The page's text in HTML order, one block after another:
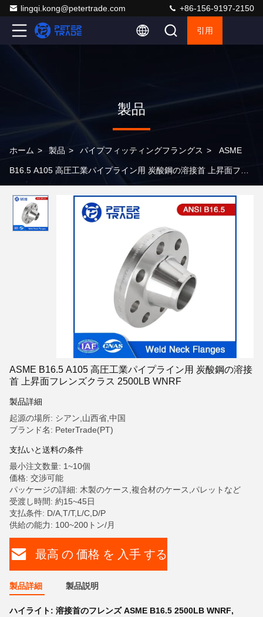
lingqi.kong@petertrade.com +86-156-9197-2150
引用
製品
ホーム > 製品 > パイプフィッティングフラングス > ASME
B16.5 A105 高圧工業パイプライン用 炭酸鋼の溶接首 上昇面フレ
ASME B16.5 A105 高圧工業パイプライン用 炭酸鋼の溶接
首 上昇面フレンズクラス 2500LB WNRF
製品詳細
起源の場所: シアン,山西省,中国
ブランド名: PeterTrade(PT)
支払いと送料の条件
最小注文数量: 1~10個
価格: 交渉可能
パッケージの詳細: 木製のケース,複合材のケース,パレットなど
受渡し時間: 約15~45日
支払条件: D/A,T/T,L/C,D/P
供給の能力: 100~200トン/月
最高 の 価格 を 入手 する
製品詳細 製品説明
ハイライト: 溶接首のフレンズ ASME B16.5 2500LB WNRF,